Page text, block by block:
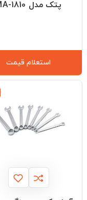
پتک مدل MA-1810
استعلام قیمت